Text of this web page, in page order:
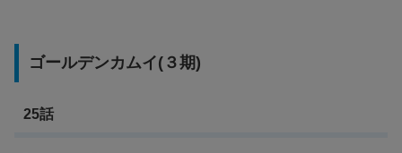
ゴールデンカムイ(３期)
25話